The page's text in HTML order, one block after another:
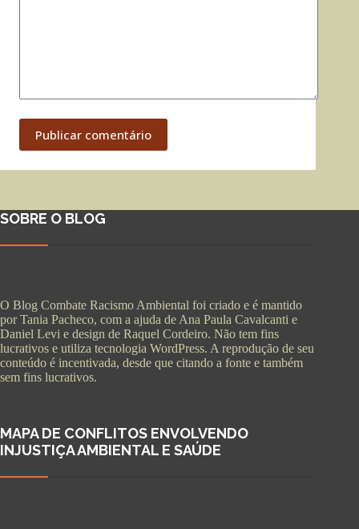
Publicar comentário
SOBRE O BLOG
O Blog Combate Racismo Ambiental foi criado e é mantido
por Tania Pacheco, com a ajuda de Ana Paula Cavalcanti e
Daniel Levi e design de Raquel Cordeiro. Não tem fins
lucrativos e utiliza tecnologia WordPress. A reprodução de seu
conteúdo é incentivada, desde que citando a fonte e também
sem fins lucrativos.
MAPA DE CONFLITOS ENVOLVENDO
INJUSTIÇA AMBIENTAL E SAÚDE